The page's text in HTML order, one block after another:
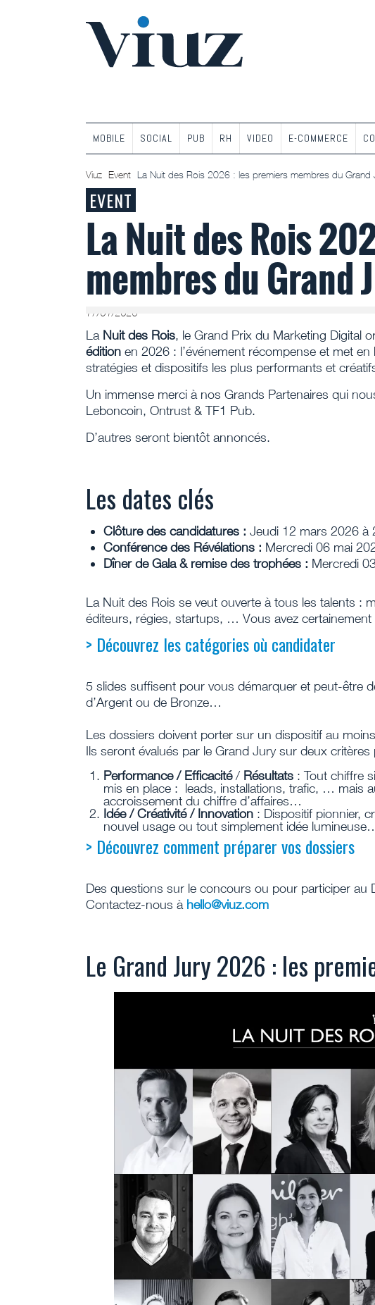
MOBILE SOCIAL PUB RH VIDEO E-COMMERCE
Viuz Event La Nuit des Rois 2026 : les premiers membres du Grand
EVENT
La Nuit des Rois
membres du Grand
17/01/2026
La Nuit des Rois, le Grand Prix du Marketing Digital
édition en 2026 : l’événement récompense et met
stratégies et dispositifs les plus performants et
Un immense merci à nos Grands Partenaires qui
Leboncoin, Ontrust & TF1 Pub.
D’autres seront bientôt annoncés.
Les dates clés
Clôture des candidatures : Jeudi 12 mars 2026 à
Conférence des Révélations : Mercredi 06 mai
Dîner de Gala & remise des trophées : Mercredi
La Nuit des Rois se veut ouverte à tous les talents :
éditeurs, régies, startups, … Vous avez certainement
> Découvrez les catégories où candidater
5 slides suffisent pour vous démarquer et peut-être
d’Argent ou de Bronze…
Les dossiers doivent porter sur un dispositif au
Ils seront évalués par le Grand Jury sur deux critères
Performance / Efficacité/ Résultats : Tout chiffre
mis en place : leads, installations, trafic, … mais
accroissement du chiffre d’affaires…
Idée / Créativité / Innovation : Dispositif pionnier,
nouvel usage ou tout simplement idée
> Découvrez comment préparer vos dossiers
Des questions sur le concours ou pour participer au
Contactez-nous à hello@viuz.com
Le Grand Jury 2026 : les